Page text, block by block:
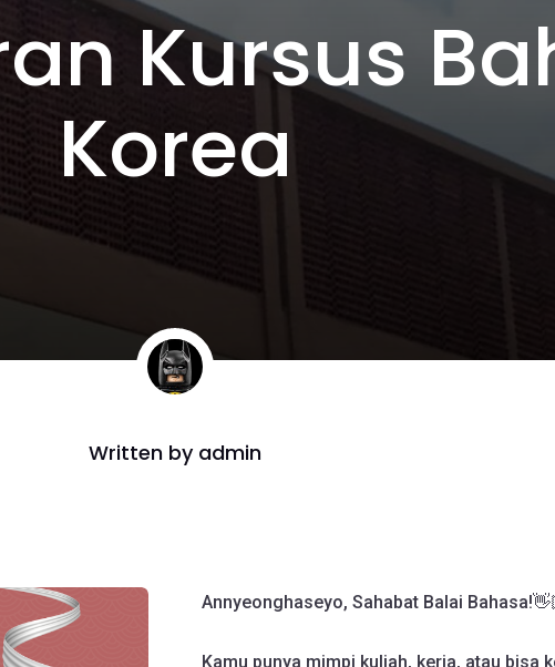
Kursus
Korea
Written by admin
Annyeonghaseyo, Sahabat Balai
Kamu punya mimpi kuliah, kerja, atau bisa